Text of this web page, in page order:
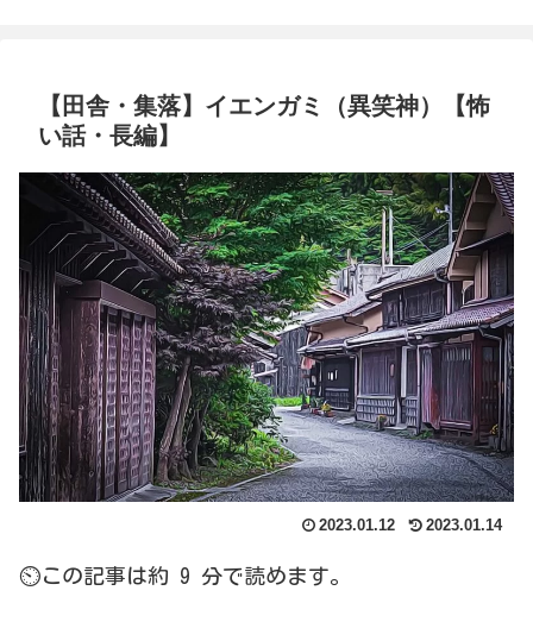
【田舎・集落】イエンガミ（異笑神）【怖
い話・長編】
2023.01.12 2023.01.14
⏲この記事は約 9 分で読めます。